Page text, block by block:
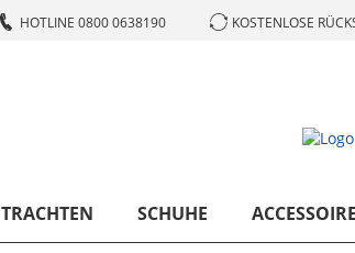
HOTLINE 0800 0638190 KOSTENLOSE
TRACHTEN SCHUHE